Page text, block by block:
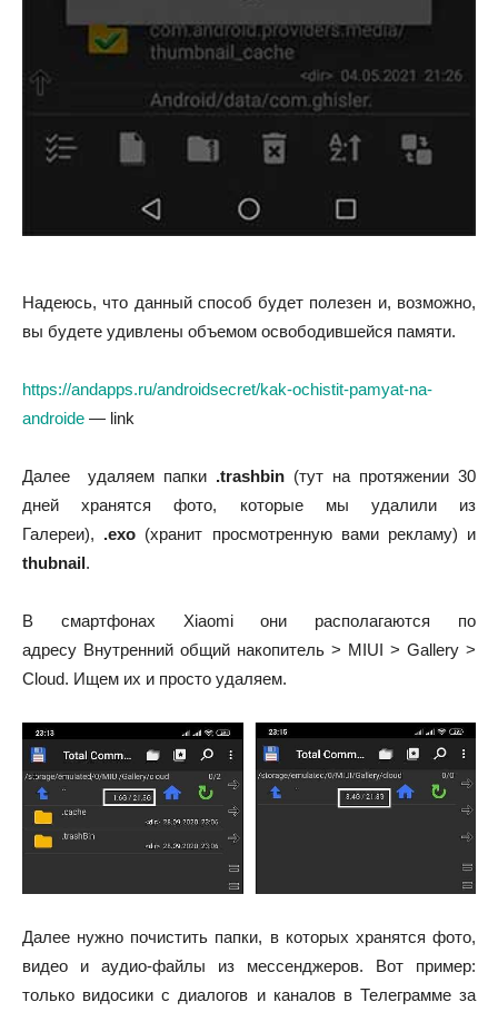
Надеюсь, что данный способ будет полезен и, возможно,
вы будете удивлены объемом освободившейся памяти.
https://andapps.ru/androidsecret/kak-ochistit-pamyat-na-
androide — link
Далее удаляем папки .trashbin (тут на протяжении 30
дней хранятся фото, которые мы удалили из
Галереи), .exo (хранит просмотренную вами рекламу) и
thubnail.
В смартфонах Xiaomiони располагаются по
адресу Внутренний общий накопитель > MIUI > Gallery >
Cloud. Ищем их и просто удаляем.
Далее нужно почистить папки, в которых хранятся фото,
видео и аудио-файлы из мессенджеров. Вот пример:
только видосики с диалогов и каналов в Телеграмме за